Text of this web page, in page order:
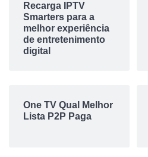
Recarga IPTV
Smarters para a
melhor experiência
de entretenimento
digital
One TV Qual Melhor
Lista P2P Paga